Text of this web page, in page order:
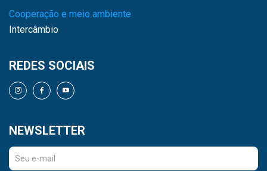
Cooperação e meio ambiente
Intercâmbio
REDES SOCIAIS
NEWSLETTER